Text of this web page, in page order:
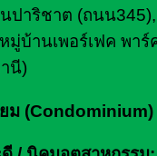
ปาริชาต (ถนน
มู่บ้านเพอร์เฟค พา
นี)
ม (Condominium)